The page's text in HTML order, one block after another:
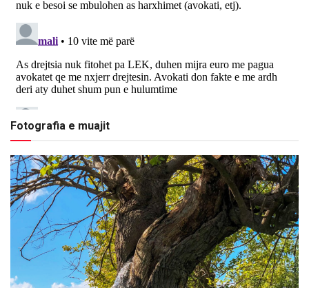
Fotografia e muajit